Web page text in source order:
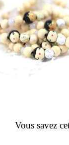
Vous savez